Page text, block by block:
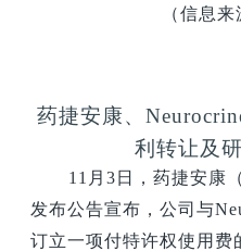
（信息
药捷安康、
利转让及
11 月3日，药捷安康
发布公告宣布，公司与
订立一项付特许权使用费